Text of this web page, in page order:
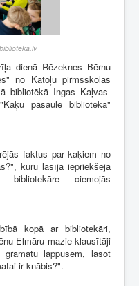
dienā Rēzeknes Bērnu
no Katoļu pirmsskolas
bibliotēkā Ingas Kaļvas-
pasaule bibliotēkā"
faktus par kaķiem no
kuru lasīja iepriekšējā
bibliotekāre ciemojās
kopā ar bibliotekāri,
Elmāru mazie klausītāji
lappusēm, lasot
ir knābis?".